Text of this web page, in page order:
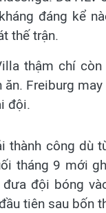
đáng kể
thế trận.
thậm chí
Freiburg
đội.
thành công dù
tháng 9 mới
đưa đội bóng
tiên sau bốn